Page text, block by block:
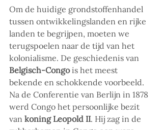
Om de huidige grondstoffenhandel
tussen ontwikkelingslanden en rijke
landen te begrijpen, moeten we
terugspoelen naar de tijd van het
kolonialisme. De geschiedenis van
Belgisch-Congo is het meest
bekende en schokkende voorbeeld.
Na de Conferentie van Berlijn in 1878
werd Congo het persoonlijke bezit
van koning Leopold II. Hij zag in de